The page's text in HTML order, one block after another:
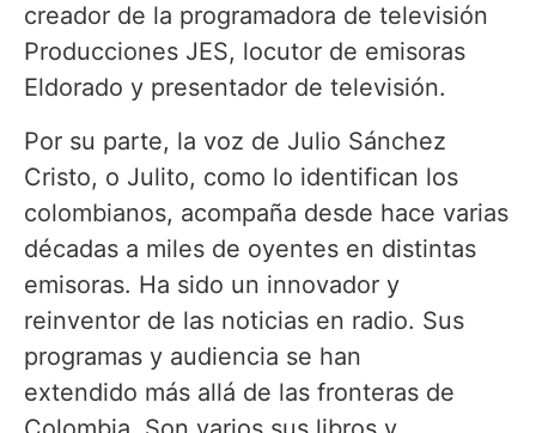
creador de la programadora de televisión
Producciones JES, locutor de emisoras
Eldorado y presentador de televisión.
Por su parte, la voz de Julio Sánchez
Cristo, o Julito, como lo identifican los
colombianos, acompaña desde hace varias
décadas a miles de oyentes en distintas
emisoras. Ha sido un innovador y
reinventor de las noticias en radio. Sus
programas y audiencia se han
extendido más allá de las fronteras de